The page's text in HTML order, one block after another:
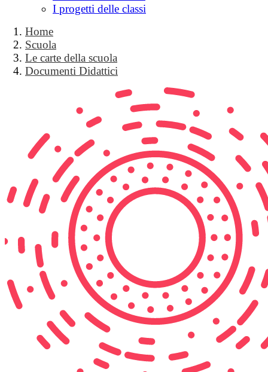
I progetti delle classi
Home
Scuola
Le carte della scuola
Documenti Didattici